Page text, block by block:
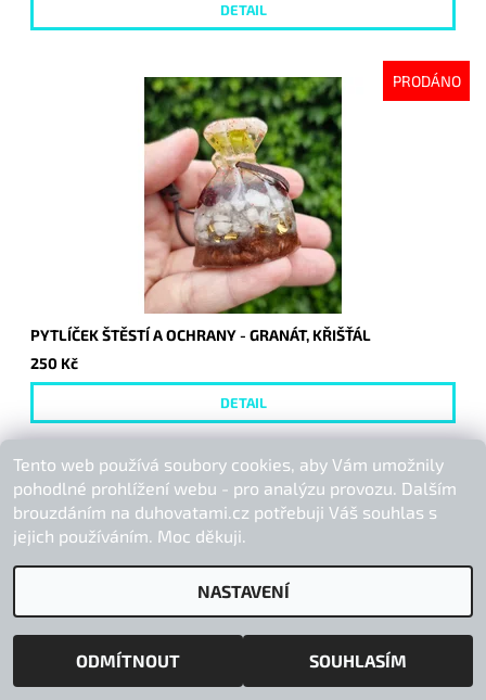
DETAIL
PRODÁNO
PYTLÍČEK ŠTĚSTÍ A OCHRANY - GRANÁT, KŘIŠŤÁL
250 Kč
DETAIL
PRODÁNO
Tento web používá soubory cookies, aby Vám umožnily
pohodlné prohlížení webu - pro analýzu provozu. Dalším
brouzdáním na duhovatami.cz potřebuji Váš souhlas s
jejich používáním. Moc děkuji.
NASTAVENÍ
ODMÍTNOUT SOUHLASÍM